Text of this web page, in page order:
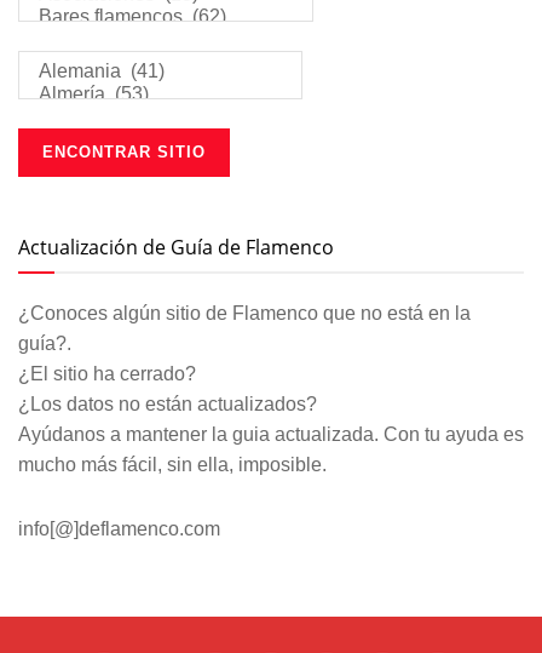
Actualización de Guía de Flamenco
¿Conoces algún sitio de Flamenco que no está en la
guía?.
¿El sitio ha cerrado?
¿Los datos no están actualizados?
Ayúdanos a mantener la guia actualizada. Con tu ayuda es
mucho más fácil, sin ella, imposible.
info[@]deflamenco.com